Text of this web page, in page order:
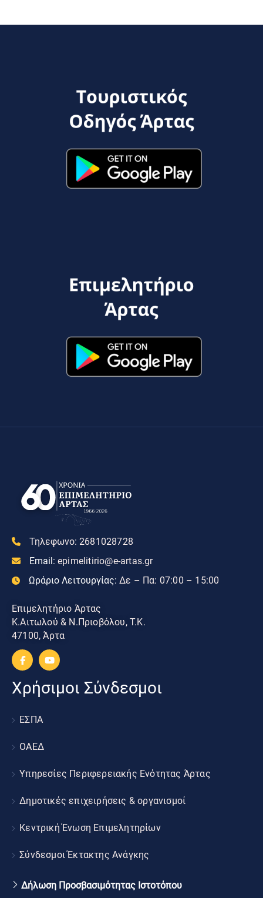
Τηλεφωνο: 2681028728
Email: epimelitirio@e-artas.gr
Ωράριο Λειτουργίας: Δε – Πα: 07:00 – 15:00
Επιμελητήριο Άρτας
Κ.Αιτωλού & Ν.Πριοβόλου, Τ.Κ.
47100, Άρτα
Χρήσιμοι Σύνδεσμοι
ΕΣΠΑ
ΟΑΕΔ
Υπηρεσίες Περιφερειακής Ενότητας Άρτας
Δημοτικές επιχειρήσεις & οργανισμοί
Κεντρική Ένωση Επιμελητηρίων
Σύνδεσμοι Έκτακτης Ανάγκης
Δήλωση Προσβασιμότητας Ιστοτόπου